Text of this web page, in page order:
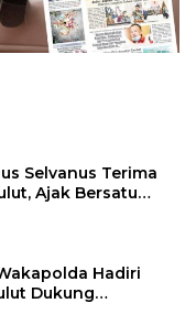
Selvanus Terima
Ajak Bersatu
Hadiri
Dukung